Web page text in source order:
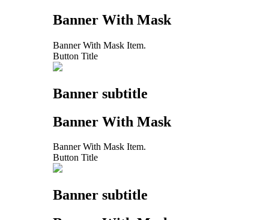
Banner With Mask
Banner With Mask Item.
Button Title
Banner subtitle
Banner With Mask
Banner With Mask Item.
Button Title
Banner subtitle